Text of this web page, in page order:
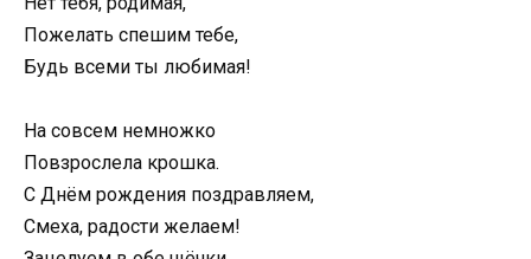
Пожелать спешим тебе,
Будь всеми ты любимая!
На совсем немножко
Повзрослела крошка.
С Днём рождения поздравляем,
Смеха, радости желаем!